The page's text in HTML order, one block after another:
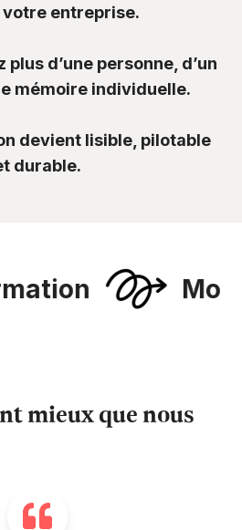
entreprise.
plus d’une personne, d’un
mémoire individuelle.
devient lisible, pilotable
durable.
Mon pole
mieux que nous